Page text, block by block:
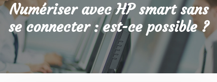
Numériser avec HP smart sans
se connecter : est-ce possible ?